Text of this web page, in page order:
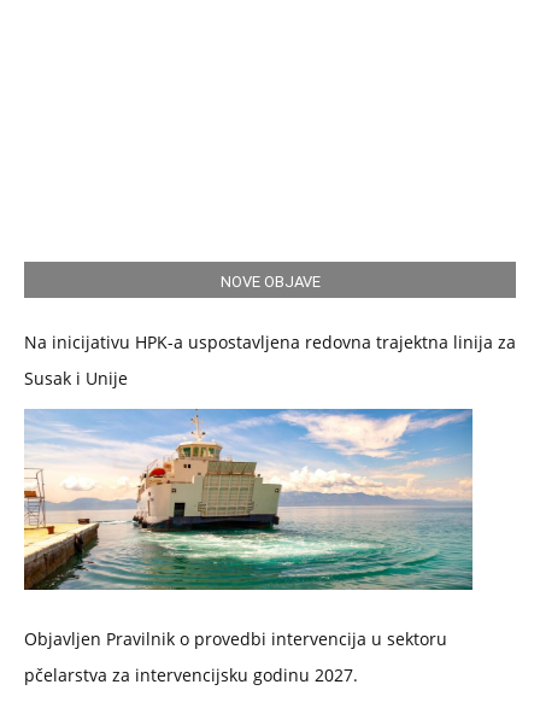
NOVE OBJAVE
Na inicijativu HPK-a uspostavljena redovna trajektna linija za
Susak i Unije
Objavljen Pravilnik o provedbi intervencija u sektoru
pčelarstva za intervencijsku godinu 2027.